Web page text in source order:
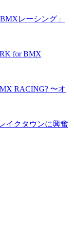
レーシング」
for BMX
RACING? 〜オ
イクタウンに興奮